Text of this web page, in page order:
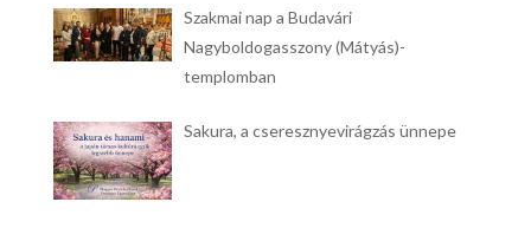
Szakmai nap a Budavári
Nagyboldogasszony (Mátyás)-
templomban
Sakura, a cseresznyevirágzás ünnepe